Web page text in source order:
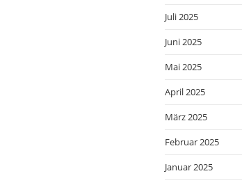
Juli 2025
Juni 2025
Mai 2025
April 2025
März 2025
Februar 2025
Januar 2025